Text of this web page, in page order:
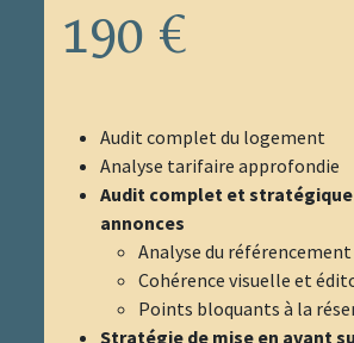
190 €
Audit complet du logement
Analyse tarifaire approfondie
Audit complet et stratégique
annonces
Analyse du référencement
Cohérence visuelle et
Points bloquants à la
Stratégie de mise en avant